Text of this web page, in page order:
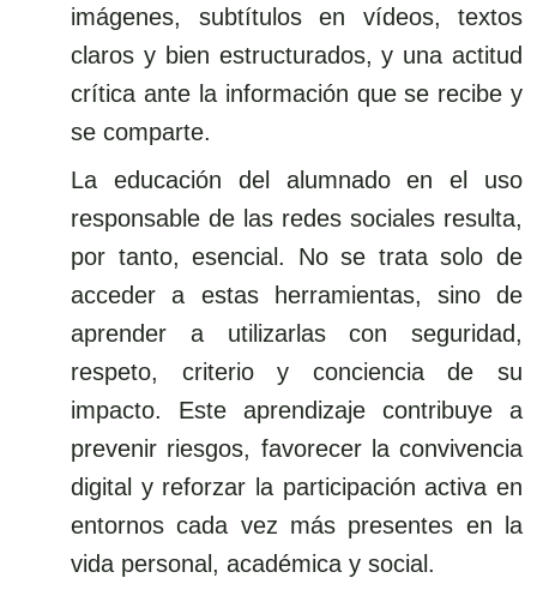
imágenes, subtítulos en vídeos, textos
claros y bien estructurados, y una actitud
crítica ante la información que se recibe y
se comparte.
La educación del alumnado en el uso
responsable de las redes sociales resulta,
por tanto, esencial. No se trata solo de
acceder a estas herramientas, sino de
aprender a utilizarlas con seguridad,
respeto, criterio y conciencia de su
impacto. Este aprendizaje contribuye a
prevenir riesgos, favorecer la convivencia
digital y reforzar la participación activa en
entornos cada vez más presentes en la
vida personal, académica y social.